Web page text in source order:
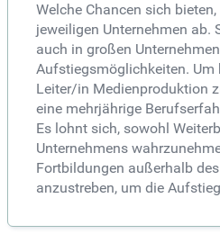
Welche Chancen sich
jeweiligen Unternehmen ab.
auch in großen
Aufstiegsmöglichkeiten.
Leiter/in Medienproduktion
eine mehrjährige
Es lohnt sich, sowohl
Unternehmens
Fortbildungen außerhalb
anzustreben, um die